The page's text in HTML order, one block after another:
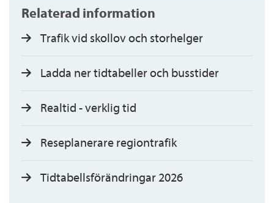
Relaterad information
Trafik vid skollov och storhelger
Ladda ner tidtabeller och busstider
Realtid - verklig tid
Reseplanerare regiontrafik
Tidtabellsförändringar 2026